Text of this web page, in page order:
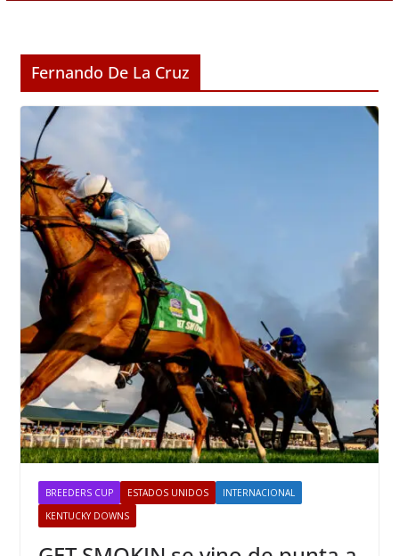
Fernando De La Cruz
BREEDERS CUP ESTADOS UNIDOS
INTERNACIONAL
KENTUCKY DOWNS